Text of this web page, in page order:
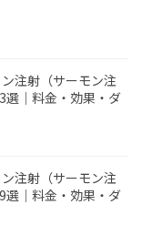
注射（サーモン注
選｜料金・効果・ダ
注射（サーモン注
選｜料金・効果・ダ